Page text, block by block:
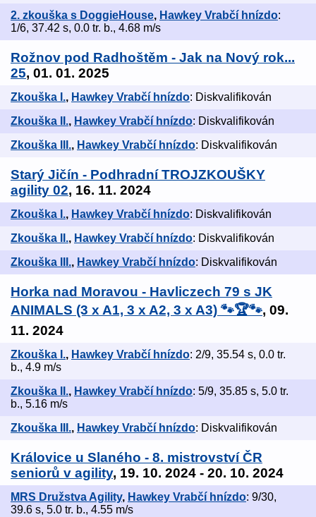
2. zkouška s DoggieHouse, Hawkey Vrabčí hnízdo:
1/6, 37.42 s, 0.0 tr. b., 4.68 m/s
Rožnov pod Radhoštěm - Jak na Nový rok...
25, 01. 01. 2025
Zkouška I., Hawkey Vrabčí hnízdo: Diskvalifikován
Zkouška II., Hawkey Vrabčí hnízdo: Diskvalifikován
Zkouška III., Hawkey Vrabčí hnízdo: Diskvalifikován
Starý Jičín - Podhradní TROJZKOUŠKY
agility 02, 16. 11. 2024
Zkouška I., Hawkey Vrabčí hnízdo: Diskvalifikován
Zkouška II., Hawkey Vrabčí hnízdo: Diskvalifikován
Zkouška III., Hawkey Vrabčí hnízdo: Diskvalifikován
Horka nad Moravou - Havliczech 79 s JK
ANIMALS (3 x A1, 3 x A2, 3 x A3) 🐾🏆🐾, 09.
11. 2024
Zkouška I., Hawkey Vrabčí hnízdo: 2/9, 35.54 s, 0.0 tr.
b., 4.9 m/s
Zkouška II., Hawkey Vrabčí hnízdo: 5/9, 35.85 s, 5.0 tr.
b., 5.16 m/s
Zkouška III., Hawkey Vrabčí hnízdo: Diskvalifikován
Královice u Slaného - 8. mistrovství ČR
seniorů v agility, 19. 10. 2024 - 20. 10. 2024
MRS Družstva Agility, Hawkey Vrabčí hnízdo: 9/30,
39.6 s, 5.0 tr. b., 4.55 m/s